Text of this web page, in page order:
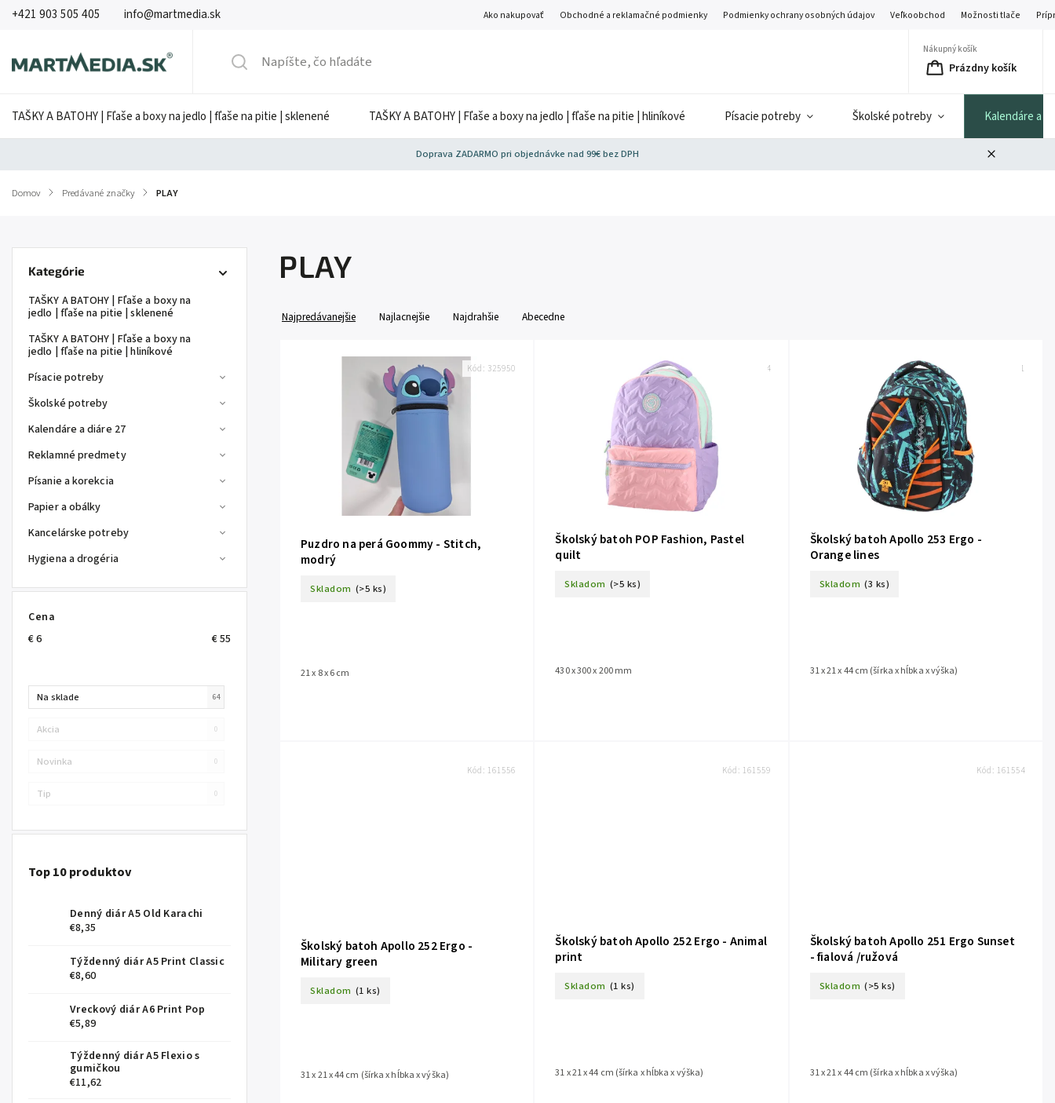
+421 903 505 405 info@martmedia.sk Ako nakupovať Obchodné a reklamačné podmienky Podmienky ochrany osobných údajov Veľkoobchod Možnosti tlače
Nákupný košík
Prázdny košík
TAŠKY A BATOHY | Fľaše a boxy na jedlo | fľaše na pitie | sklenené TAŠKY A BATOHY | Fľaše a boxy na jedlo | fľaše na pitie | hliníkové Písacie potreby Školské potreby Kalendáre a
Doprava ZADARMO pri objednávke nad 99€ bez DPH
Domov / Predávané značky / PLAY
Kategórie
TAŠKY A BATOHY | Fľaše a boxy na
jedlo | fľaše na pitie | sklenené
TAŠKY A BATOHY | Fľaše a boxy na
jedlo | fľaše na pitie | hliníkové
Písacie potreby
Školské potreby
Kalendáre a diáre 27
Reklamné predmety
Písanie a korekcia
Papier a obálky
Kancelárske potreby
Hygiena a drogéria
Cena
€6 €55
Na sklade 64
Akcia 0
Novinka 0
Tip 0
Top 10 produktov
Denný diár A5 Old Karachi
€8,35
Týždenný diár A5 Print Classic
€8,60
Vreckový diár A6 Print Pop
€5,89
Týždenný diár A5 Flexio s
gumičkou
€11,62
PLAY
Najpredávanejšie Najlacnejšie Najdrahšie Abecedne
Puzdro na perá Goommy - Stitch,
modrý
Skladom (>5 ks)
21 x 8 x 6 cm
Kód: 325950
Školský batoh POP Fashion, Pastel
quilt
Skladom (>5 ks)
430 x 300 x 200 mm
163134
Školský batoh Apollo 253 Ergo -
Orange lines
Skladom (3 ks)
31 x 21 x 44 cm (šírka x hĺbka x výška)
161571
Školský batoh Apollo 252 Ergo -
Military green
Skladom (1 ks)
31 x 21 x 44 cm (šírka x hĺbka x výška)
Kód: 161556
Školský batoh Apollo 252 Ergo - Animal
print
Skladom (1 ks)
31 x 21 x 44 cm (šírka x hĺbka x výška)
Kód: 161559
Školský batoh Apollo 251 Ergo Sunset
- fialová /ružová
Skladom (>5 ks)
31 x 21 x 44 cm (šírka x hĺbka x výška)
Kód: 161554